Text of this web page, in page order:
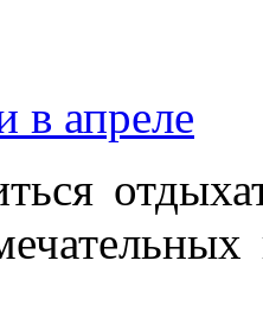
в апреле